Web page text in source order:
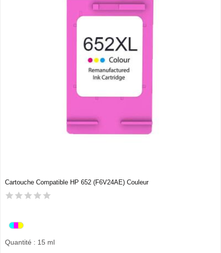
Cartouche Compatible HP 652 (F6V24AE) Couleur
Quantité : 15 ml